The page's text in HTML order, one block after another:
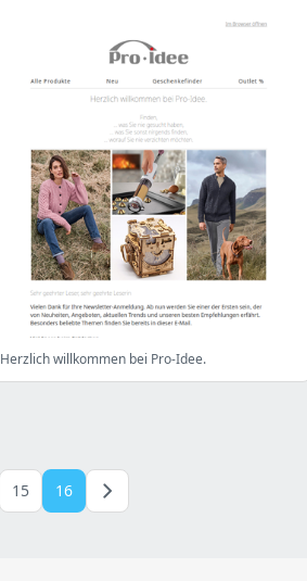
Herzlich willkommen bei Pro-Idee.
15 16